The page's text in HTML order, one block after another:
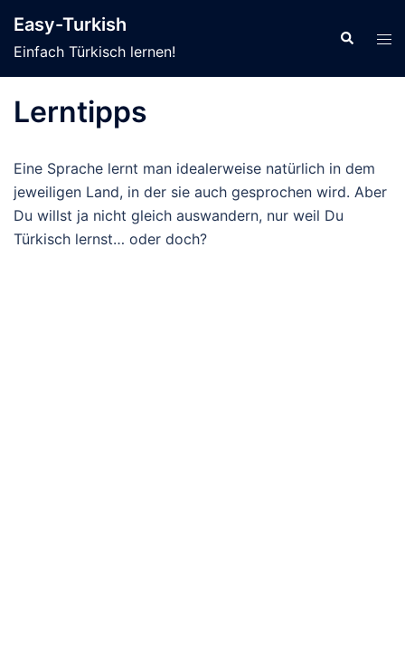
Inhalt
springen
Easy-Turkish
Einfach Türkisch lernen!
Suche
Lerntipps
Eine Sprache lernt man idealerweise natürlich in dem
jeweiligen Land, in der sie auch gesprochen wird. Aber
Du willst ja nicht gleich auswandern, nur weil Du
Türkisch lernst… oder doch?